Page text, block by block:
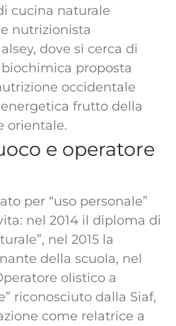
cucina naturale
nutrizionista
dove si cerca di
proposta
occidentale
frutto della
orientale.
e operatore
per “uso personale”
nel 2014 il diploma di
nel 2015 la
della scuola, nel
olistico a
riconosciuto dalla Siaf,
come relatrice a